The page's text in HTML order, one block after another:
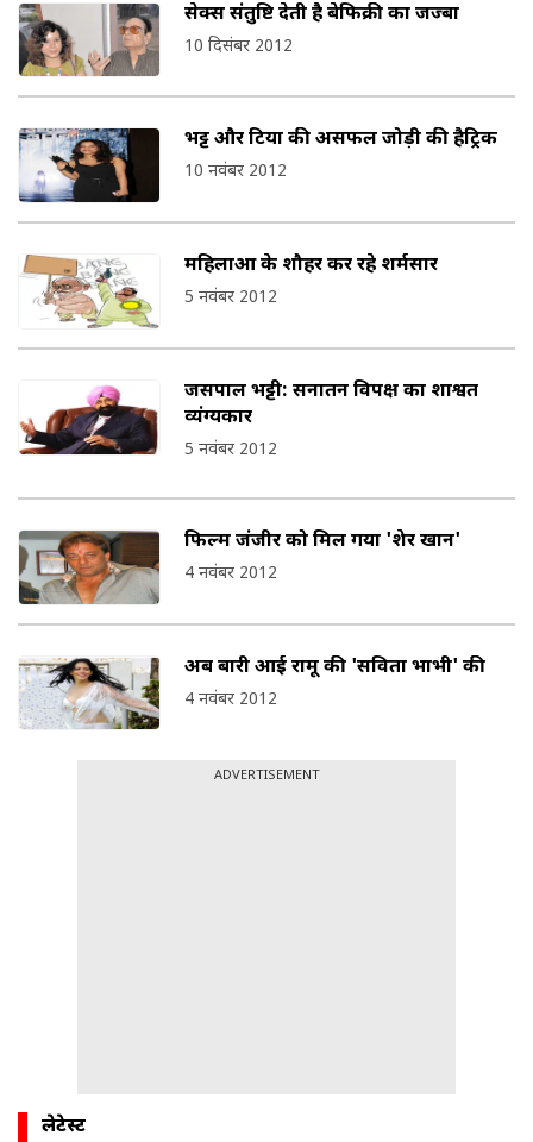
सेक्स संतुष्टि देती है बेफिक्री का जज्बा
10 दिसंबर 2012
भट्ट और टिया की असफल जोड़ी की हैट्रिक
10 नवंबर 2012
महिलाओं के शौहर कर रहे शर्मसार
5 नवंबर 2012
जसपाल भट्टी: सनातन विपक्ष का शाश्वत
व्यंग्यकार
5 नवंबर 2012
फिल्‍म जंजीर को मिल गया 'शेर खान'
4 नवंबर 2012
अब बारी आई रामू की 'सविता भाभी' की
4 नवंबर 2012
ADVERTISEMENT
लेटेस्ट